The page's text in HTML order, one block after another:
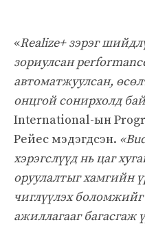
«Realize+ зэрэг
зориулсан
автоматжуулсан,
онцгой сонирхолд
International-ын
Рейес мэдэгдсэн.
хэрэгслүүд нь цаг
оруулалтыг хамгийн
чиглүүлэх боломжийг
ажиллагааг багасгаж